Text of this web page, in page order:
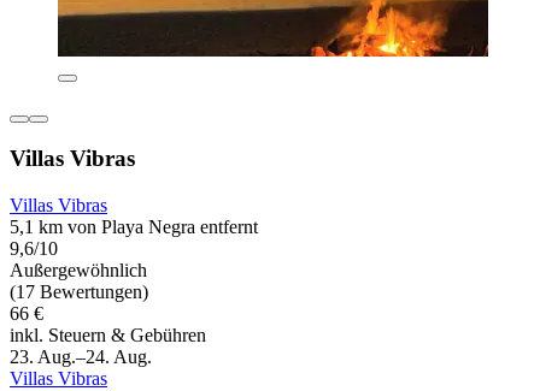
Villas Vibras
Villas Vibras
5,1 km von Playa Negra entfernt
9,6/10
Außergewöhnlich
(17 Bewertungen)
66 €
inkl. Steuern & Gebühren
23. Aug.–24. Aug.
Villas Vibras